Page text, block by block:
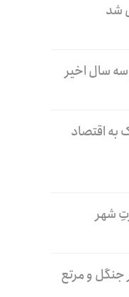
شد
به اقتصاد
شهر
هکتار جنگل و مرتع